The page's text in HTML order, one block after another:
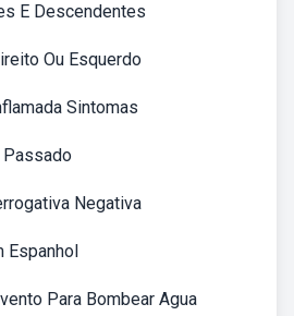
E Descendentes
Ou Esquerdo
Sintomas
Passado
Negativa
Espanhol
Para Bombear Agua